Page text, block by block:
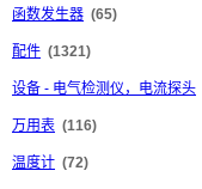
函数发生器 (65)
配件 (1321)
设备 - 电气检测仪，电流探头
万用表 (116)
温度计 (72)